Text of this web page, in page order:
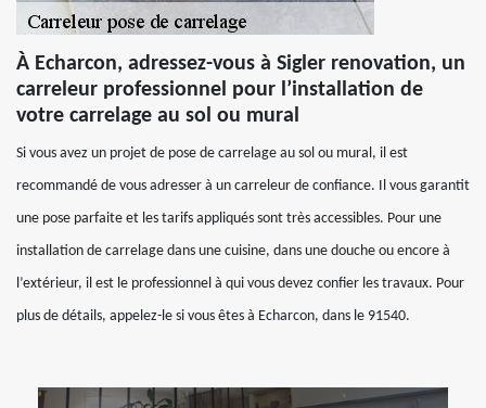
À Echarcon, adressez-vous à Sigler renovation, un
carreleur professionnel pour l’installation de
votre carrelage au sol ou mural
Si vous avez un projet de pose de carrelage au sol ou mural, il est
recommandé de vous adresser à un carreleur de confiance. Il vous garantit
une pose parfaite et les tarifs appliqués sont très accessibles. Pour une
installation de carrelage dans une cuisine, dans une douche ou encore à
l’extérieur, il est le professionnel à qui vous devez confier les travaux. Pour
plus de détails, appelez-le si vous êtes à Echarcon, dans le 91540.